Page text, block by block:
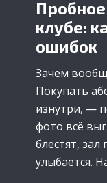
клубе:
ошибок
Зачем
Покупать
изнутри, —
фото всё
блестят,
улыбается.